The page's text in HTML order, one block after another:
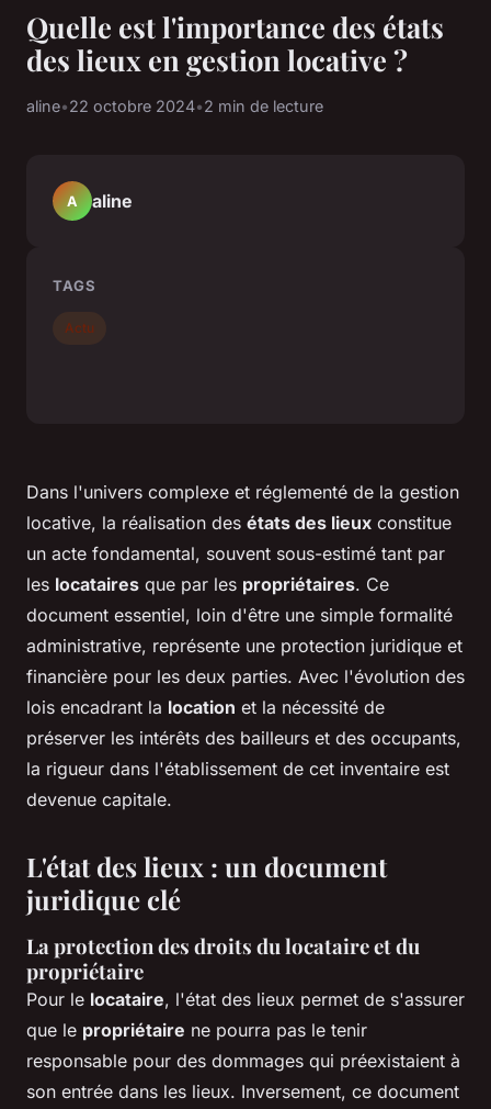
Quelle est l'importance des états
des lieux en gestion locative ?
aline•22 octobre 2024•2 min de lecture
Dans l'univers complexe et réglementé de la gestion
locative, la réalisation des états des lieux constitue
un acte fondamental, souvent sous-estimé tant par
les locataires que par les propriétaires. Ce
document essentiel, loin d'être une simple formalité
administrative, représente une protection juridique et
financière pour les deux parties. Avec l'évolution des
lois encadrant la location et la nécessité de
préserver les intérêts des bailleurs et des occupants,
la rigueur dans l'établissement de cet inventaire est
devenue capitale.
L'état des lieux : un document
juridique clé
La protection des droits du locataireet du
propriétaire
Pour le locataire, l'état des lieux permet de s'assurer
que le propriétaire ne pourra pas le tenir
responsable pour des dommages qui préexistaient à
son entrée dans les lieux. Inversement, ce document
A aline
TAGS
Actu